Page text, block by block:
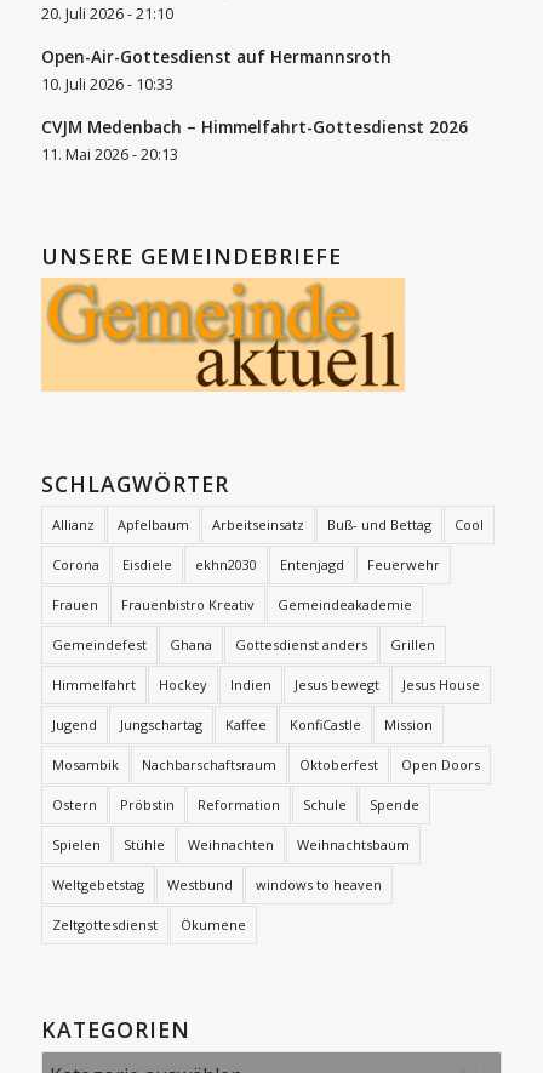
20. Juli 2026 - 21:10
Open-Air-Gottesdienst auf Hermannsroth
10. Juli 2026 - 10:33
CVJM Medenbach – Himmelfahrt-Gottesdienst 2026
11. Mai 2026 - 20:13
UNSERE GEMEINDEBRIEFE
SCHLAGWÖRTER
Allianz Apfelbaum Arbeitseinsatz Buß- und Bettag Cool
Corona Eisdiele ekhn2030 Entenjagd Feuerwehr
Frauen Frauenbistro Kreativ Gemeindeakademie
Gemeindefest Ghana Gottesdienst anders Grillen
Himmelfahrt Hockey Indien Jesus bewegt Jesus House
Jugend Jungschartag Kaffee KonfiCastle Mission
Mosambik Nachbarschaftsraum Oktoberfest Open Doors
Ostern Pröbstin Reformation Schule Spende
Spielen Stühle Weihnachten Weihnachtsbaum
Weltgebetstag Westbund windows to heaven
Zeltgottesdienst Ökumene
KATEGORIEN
Kategorien